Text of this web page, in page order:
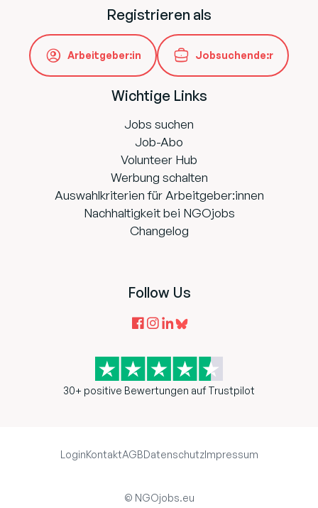
Registrieren als
Arbeitgeber:in Jobsuchende:r
Wichtige Links
Jobs suchen
Job-Abo
Volunteer Hub
Werbung schalten
Auswahlkriterien für Arbeitgeber:innen
Nachhaltigkeit bei NGOjobs
Changelog
Follow Us
30+ positive Bewertungen auf Trustpilot
LoginKontaktAGBDatenschutzImpressum
© NGOjobs.eu